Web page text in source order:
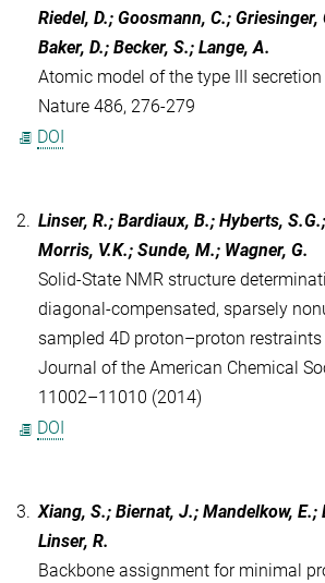
Riedel, D.; Goosmann, C.;
Baker, D.; Becker, S.; Lange, A.
Atomic model of the type III
Nature 486, 276-279
DOI
2. Linser, R.; Bardiaux, B.; Hyberts,
Morris, V.K.; Sunde, M.; Wagner, G.
Solid-State NMR structure
diagonal-compensated, sparsely
sampled 4D proton–proton restraints
Journal of the American Chemical
11002–11010 (2014)
DOI
3. Xiang, S.; Biernat, J.; Mandelkow, E.;
Linser, R.
Backbone assignment for minimal